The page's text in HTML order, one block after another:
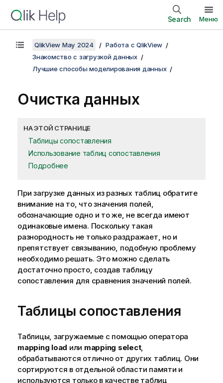
Search Меню
QlikView May 2024
Работа с QlikView
Знакомство с загрузкой данных
Лучшие способы моделирования данных
Очистка данных
НА ЭТОЙ СТРАНИЦЕ
Таблицы сопоставления
Использование таблиц сопоставления
Подробнее
При загрузке данных из разных таблиц обратите
внимание на то, что значения полей,
обозначающие одно и то же, не всегда имеют
одинаковые имена. Поскольку такая
разнородность не только раздражает, но и
препятствует связыванию, подобную проблему
необходимо решать. Это можно сделать
достаточно просто, создав таблицу
сопоставления для сравнения значений полей.
Таблицы сопоставления
Таблицы, загружаемые с помощью оператора
mapping load или mapping select,
обрабатываются отлично от других таблиц. Они
сортируются в отдельной области памяти и
используются только в качестве таблиц